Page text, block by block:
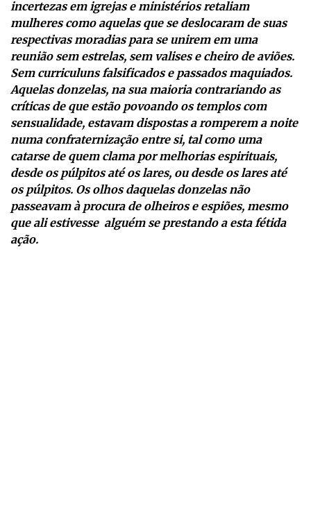
incertezas em igrejas e ministérios retaliam
mulheres como aquelas que se deslocaram de suas
respectivas moradias para se unirem em uma
reunião sem estrelas, sem valises e cheiro de aviões.
Sem curriculuns falsificados e passados maquiados.
Aquelas donzelas, na sua maioria contrariando as
críticas de que estão povoando os templos com
sensualidade, estavam dispostas a romperem a noite
numa confraternização entre si, tal como uma
catarse de quem clama por melhorias espirituais,
desde os púlpitos até os lares, ou desde os lares até
os púlpitos. Os olhos daquelas donzelas não
passeavam à procura de olheiros e espiões, mesmo
que ali estivesse alguém se prestando a esta fétida
ação.